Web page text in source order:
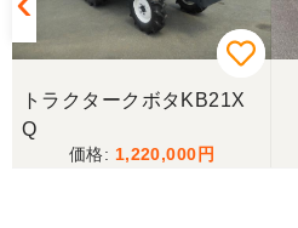
トラクタークボタKB21X
Q
1,220,000